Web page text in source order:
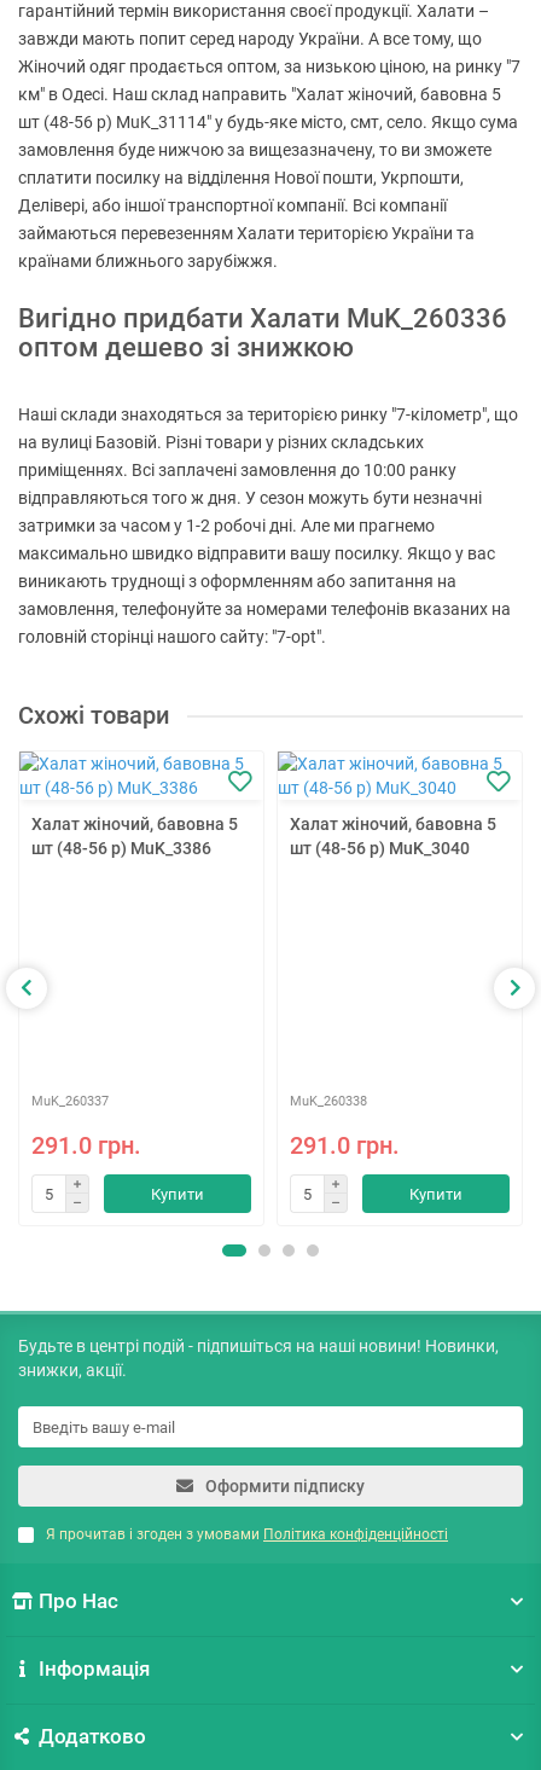
гарантійний термін використання своєї продукції. Халати –
завжди мають попит серед народу України. А все тому, що
Жіночий одяг продається оптом, за низькою ціною, на ринку "7
км" в Одесі. Наш склад направить "Халат жіночий, бавовна 5
шт (48-56 р) MuK_31114" у будь-яке місто, смт, село. Якщо сума
замовлення буде нижчою за вищезазначену, то ви зможете
сплатити посилку на відділення Нової пошти, Укрпошти,
Делівері, або іншої транспортної компанії. Всі компанії
займаються перевезенням Халати територією України та
країнами ближнього зарубіжжя.
Вигідно придбати Халати MuK_260336
оптом дешево зі знижкою
Наші склади знаходяться за територією ринку "7-кілометр", що
на вулиці Базовій. Різні товари у різних складських
приміщеннях. Всі заплачені замовлення до 10:00 ранку
відправляються того ж дня. У сезон можуть бути незначні
затримки за часом у 1-2 робочі дні. Але ми прагнемо
максимально швидко відправити вашу посилку. Якщо у вас
виникають труднощі з оформленням або запитання на
замовлення, телефонуйте за номерами телефонів вказаних на
головній сторінці нашого сайту: "7-opt".
Схожі товари
Халат жіночий, бавовна 5
шт (48-56 р) MuK_3386
MuK_260337
291.0 грн.
Купити
Халат жіночий, бавовна 5
шт (48-56 р) MuK_3040
MuK_260338
291.0 грн.
Купити
Будьте в центрі подій - підпишіться на наші новини! Новинки,
знижки, акції.
Оформити підписку
Я прочитав і згоден з умовами Політика конфіденційності
Про Нас
Інформація
Додатково